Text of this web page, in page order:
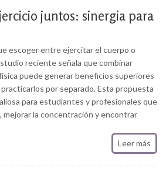
juntos: sinergia para
escoger entre ejercitar el cuerpo o
reciente señala que combinar
puede generar beneficios superiores
por separado. Esta propuesta
para estudiantes y profesionales que
mejorar la concentración y encontrar
Leer más